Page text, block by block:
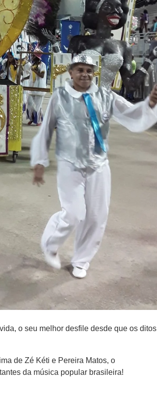
o seu melhor desfile desde que os ditos
de Zé Kéti e Pereira Matos, o
da música popular brasileira!